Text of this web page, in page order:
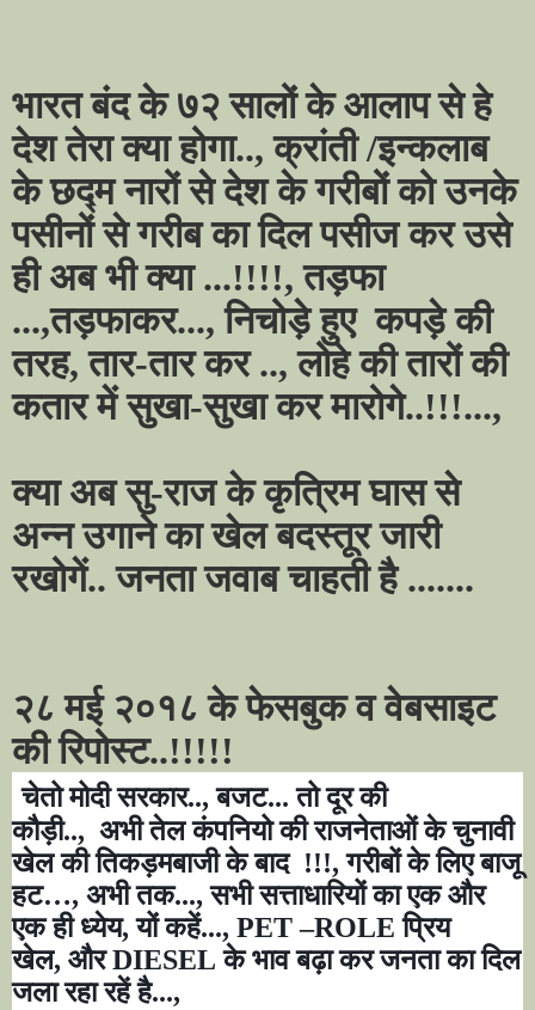
भारत बंद के ७२ सालों के आलाप से हे
देश तेरा क्या होगा.., क्रांती /इन्कलाब
के छद्म नारों से देश के गरीबों को उनके
पसीनों से गरीब का दिल पसीज कर उसे
ही अब भी क्या ...!!!!, तड़फा
...,तड़फाकर..., निचोड़े हुए कपड़े की
तरह, तार-तार कर .., लोहे की तारों की
कतार में सुखा-सुखा कर मारोगे..!!!...,
क्या अब सु-राज के कृत्रिम घास से
अन्न उगाने का खेल बदस्तूर जारी
रखोगें.. जनता जवाब चाहती है .......
२८ मई २०१८ के फेसबुक व वेबसाइट
की रिपोस्ट..!!!!!
चेतो मोदी सरकार..,बजट... तो दूर की
कौड़ी.., अभी तेल कंपनियो की राजनेताओं के चुनावी
खेल की तिकड़मबाजी के बाद !!!,गरीबों के लिए बाजू
हट…, अभी तक...,सभी सत्ताधारियों का एक और
एक ही ध्येय,यों कहें..., PET –ROLEप्रिय
खेल, औरDIESELके भाव बढ़ा कर जनता का दिल
जला रहा रहें है...,